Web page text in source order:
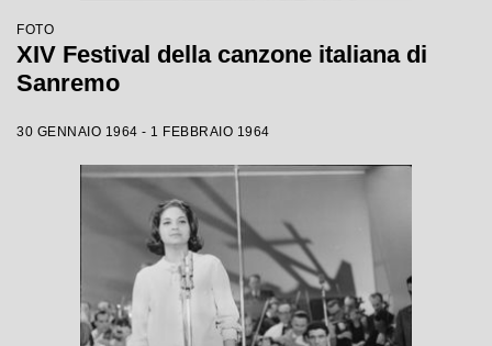
FOTO
XIV Festival della canzone italiana di
Sanremo
30 GENNAIO 1964 - 1 FEBBRAIO 1964